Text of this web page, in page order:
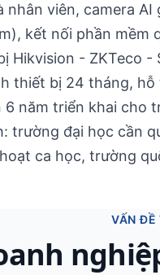
viên, camera
kết nối phần
Hikvision - ZKTeco
thiết bị 24 tháng,
năm triển khai cho
trường đại học cần
ca học, trường
VẤN ĐỀ